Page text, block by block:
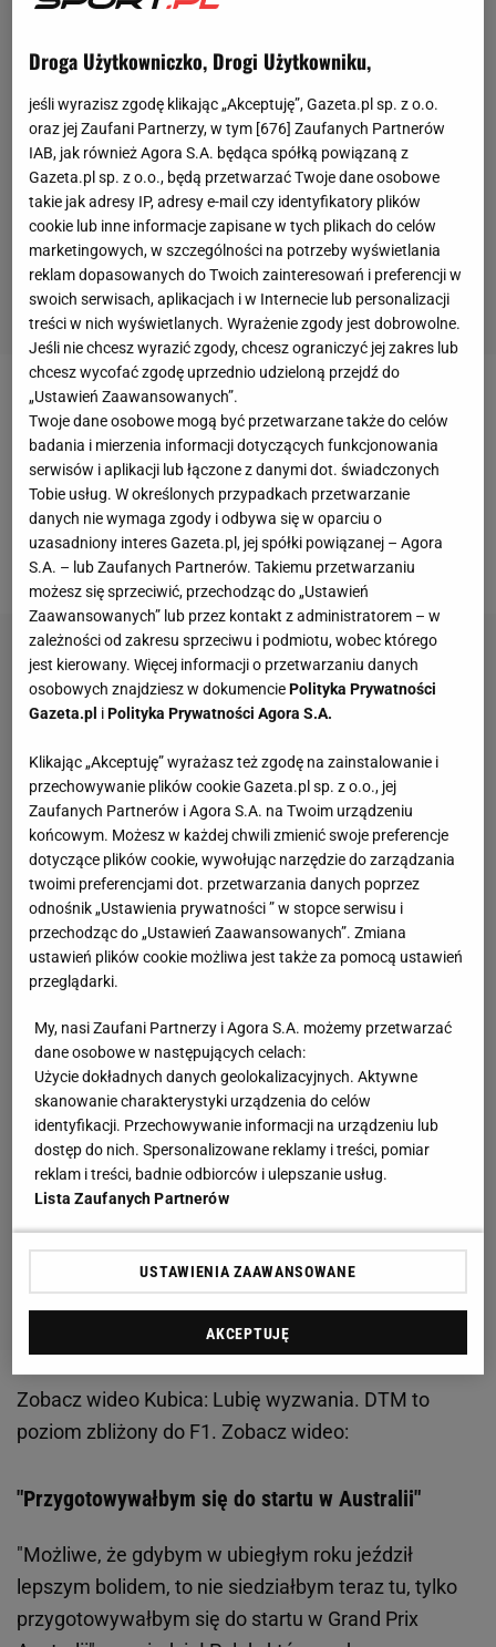
Robert Kubicapodczas pobytu w Polsce w związku z
działaniami sponsorskimi firmy ORLEN, pojawił się w
audycji "Gość Radia ZET". Poza aktualnymi
sprawami dotyczącymiFormuły 1oraz jego startów
w seriiDTMpojawił się także wątek zeszłego
sezonu w barwachWilliamsa.
Zobacz wideo Kubica: Lubię wyzwania. DTM to
poziom zbliżony do F1. Zobacz wideo:
"Przygotowywałbym się do startu w Australii"
"Możliwe, że gdybym w ubiegłym roku jeździł
lepszym bolidem, to nie siedziałbym teraz tu, tylko
przygotowywałbym się do startu w Grand Prix
Droga Użytkowniczko, Drogi Użytkowniku,
jeśli wyrazisz zgodę klikając „Akceptuję”, Gazeta.pl sp. z o.o.
oraz jej Zaufani Partnerzy, w tym [676] Zaufanych Partnerów
IAB, jak również Agora S.A. będąca spółką powiązaną z
Gazeta.pl sp. z o.o., będą przetwarzać Twoje dane osobowe
takie jak adresy IP, adresy e-mail czy identyfikatory plików
cookie lub inne informacje zapisane w tych plikach do celów
marketingowych, w szczególności na potrzeby wyświetlania
reklam dopasowanych do Twoich zainteresowań i preferencji w
swoich serwisach, aplikacjach i w Internecie lub personalizacji
treści w nich wyświetlanych. Wyrażenie zgody jest dobrowolne.
Jeśli nie chcesz wyrazić zgody, chcesz ograniczyć jej zakres lub
chcesz wycofać zgodę uprzednio udzieloną przejdź do
„Ustawień Zaawansowanych”.
Twoje dane osobowe mogą być przetwarzane także do celów
badania i mierzenia informacji dotyczących funkcjonowania
serwisów i aplikacji lub łączone z danymi dot. świadczonych
Tobie usług. W określonych przypadkach przetwarzanie
danych nie wymaga zgody i odbywa się w oparciu o
uzasadniony interes Gazeta.pl, jej spółki powiązanej – Agora
S.A. – lub Zaufanych Partnerów. Takiemu przetwarzaniu
możesz się sprzeciwić, przechodząc do „Ustawień
Zaawansowanych” lub przez kontakt z administratorem – w
zależności od zakresu sprzeciwu i podmiotu, wobec którego
jest kierowany. Więcej informacji o przetwarzaniu danych
osobowych znajdziesz w dokumenciePolityka Prywatności
Gazeta.pl iPolityka Prywatności Agora S.A.
Klikając „Akceptuję” wyrażasz też zgodę na zainstalowanie i
przechowywanie plików cookie Gazeta.pl sp. z o.o., jej
Zaufanych Partnerów i Agora S.A. na Twoim urządzeniu
końcowym. Możesz w każdej chwili zmienić swoje preferencje
dotyczące plików cookie, wywołując narzędzie do zarządzania
twoimi preferencjami dot. przetwarzania danych poprzez
odnośnik „Ustawienia prywatności ” w stopce serwisu i
przechodząc do „Ustawień Zaawansowanych”. Zmiana
ustawień plików cookie możliwa jest także za pomocą ustawień
przeglądarki.
My, nasi Zaufani Partnerzy i Agora S.A. możemy przetwarzać
dane osobowe w następujących celach:
Użycie dokładnych danych geolokalizacyjnych. Aktywne
skanowanie charakterystyki urządzenia do celów
identyfikacji. Przechowywanie informacji na urządzeniu lub
dostęp do nich. Spersonalizowane reklamy i treści, pomiar
reklam i treści, badnie odbiorców i ulepszanie usług.
Lista Zaufanych Partnerów
USTAWIENIA ZAAWANSOWANE
AKCEPTUJĘ